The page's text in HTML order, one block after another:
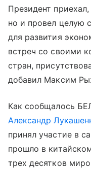
Президент
но и провел целую
для развития
встреч со своими
стран,
добавил Максим
Как сообщалось
Александр
принял участие в
прошло в
трех десятков